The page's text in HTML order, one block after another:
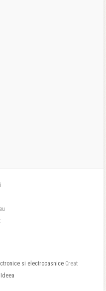
si electrocasniceCreat